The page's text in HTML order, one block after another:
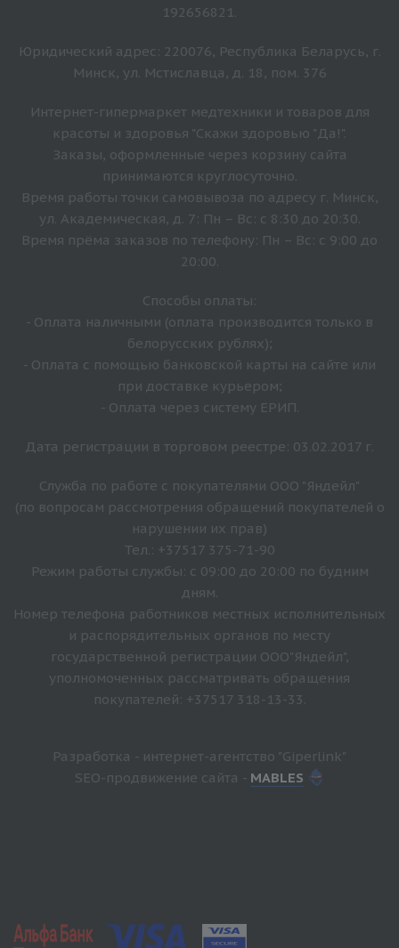
192656821.
Юридический адрес: 220076, Республика Беларусь, г.
Минск, ул. Мстиславца, д. 18, пом. 376
Интернет-гипермаркет медтехники и товаров для
красоты и здоровья "Скажи здоровью "Да!".
Заказы, оформленные через корзину сайта
принимаются круглосуточно.
Время работы точки самовывоза по адресу г. Минск,
ул. Академическая, д. 7: Пн – Вс: с 8:30 до 20:30.
Время прёма заказов по телефону: Пн – Вс: с 9:00 до
20:00.
Способы оплаты:
- Оплата наличными (оплата производится только в
белорусских рублях);
- Оплата с помощью банковской карты на сайте или
при доставке курьером;
- Оплата через систему ЕРИП.
Дата регистрации в торговом реестре: 03.02.2017 г.
Служба по работе с покупателями ООО "Яндейл"
(по вопросам рассмотрения обращений покупателей о
нарушении их прав)
Тел.: +37517 375-71-90
Режим работы службы: с 09:00 до 20:00 по будним
дням.
Номер телефона работников местных исполнительных
и распорядительных органов по месту
государственной регистрации ООО"Яндейл",
уполномоченных рассматривать обращения
покупателей: +37517 318-13-33.
Разработка - интернет-агентство "Giperlink"
SEO-продвижение сайта - MABLES